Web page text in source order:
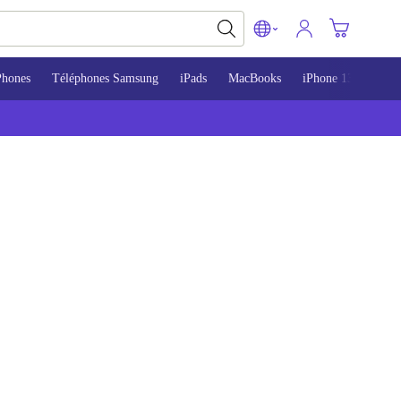
Téléphones Samsung iPads MacBooks iPhone 13